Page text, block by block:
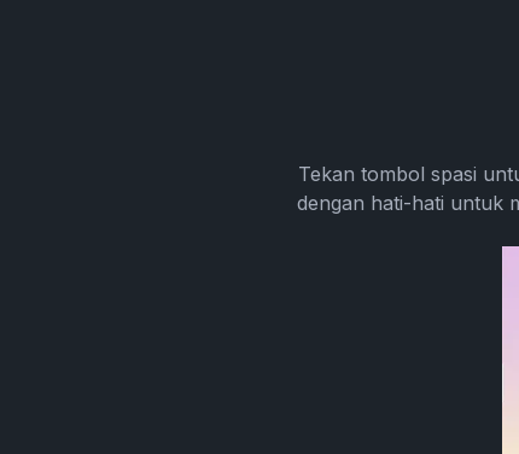
Tekan tombol spasi
dengan hati-hati untuk